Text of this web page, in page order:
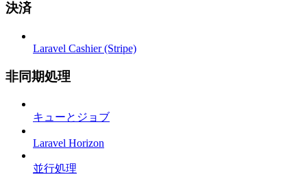
決済
Laravel Cashier (Stripe)
非同期処理
キューとジョブ
Laravel Horizon
並行処理